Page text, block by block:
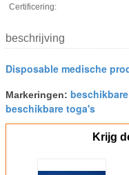
Certificering:
beschrijving
Disposable medische
Markeringen:
beschikbare toga's
Krijg